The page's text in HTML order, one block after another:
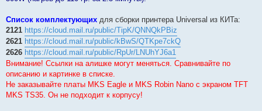
Список комплектующих для сборки принтера Universal из КИТа:
2121 https://cloud.mail.ru/public/TipK/QNNQkPBiz
2621 https://cloud.mail.ru/public/kBwS/QTKpe7ckQ
2626 https://cloud.mail.ru/public/RpUr/LNUhYJ6a1
Внимание! Ссылки на алишке могут меняться. Сравнивайте по
описанию и картинке в списке.
Не заказывайте платы MKS Eagle и MKS Robin Nano с экраном TFT
MKS TS35. Он не подходит к корпусу!